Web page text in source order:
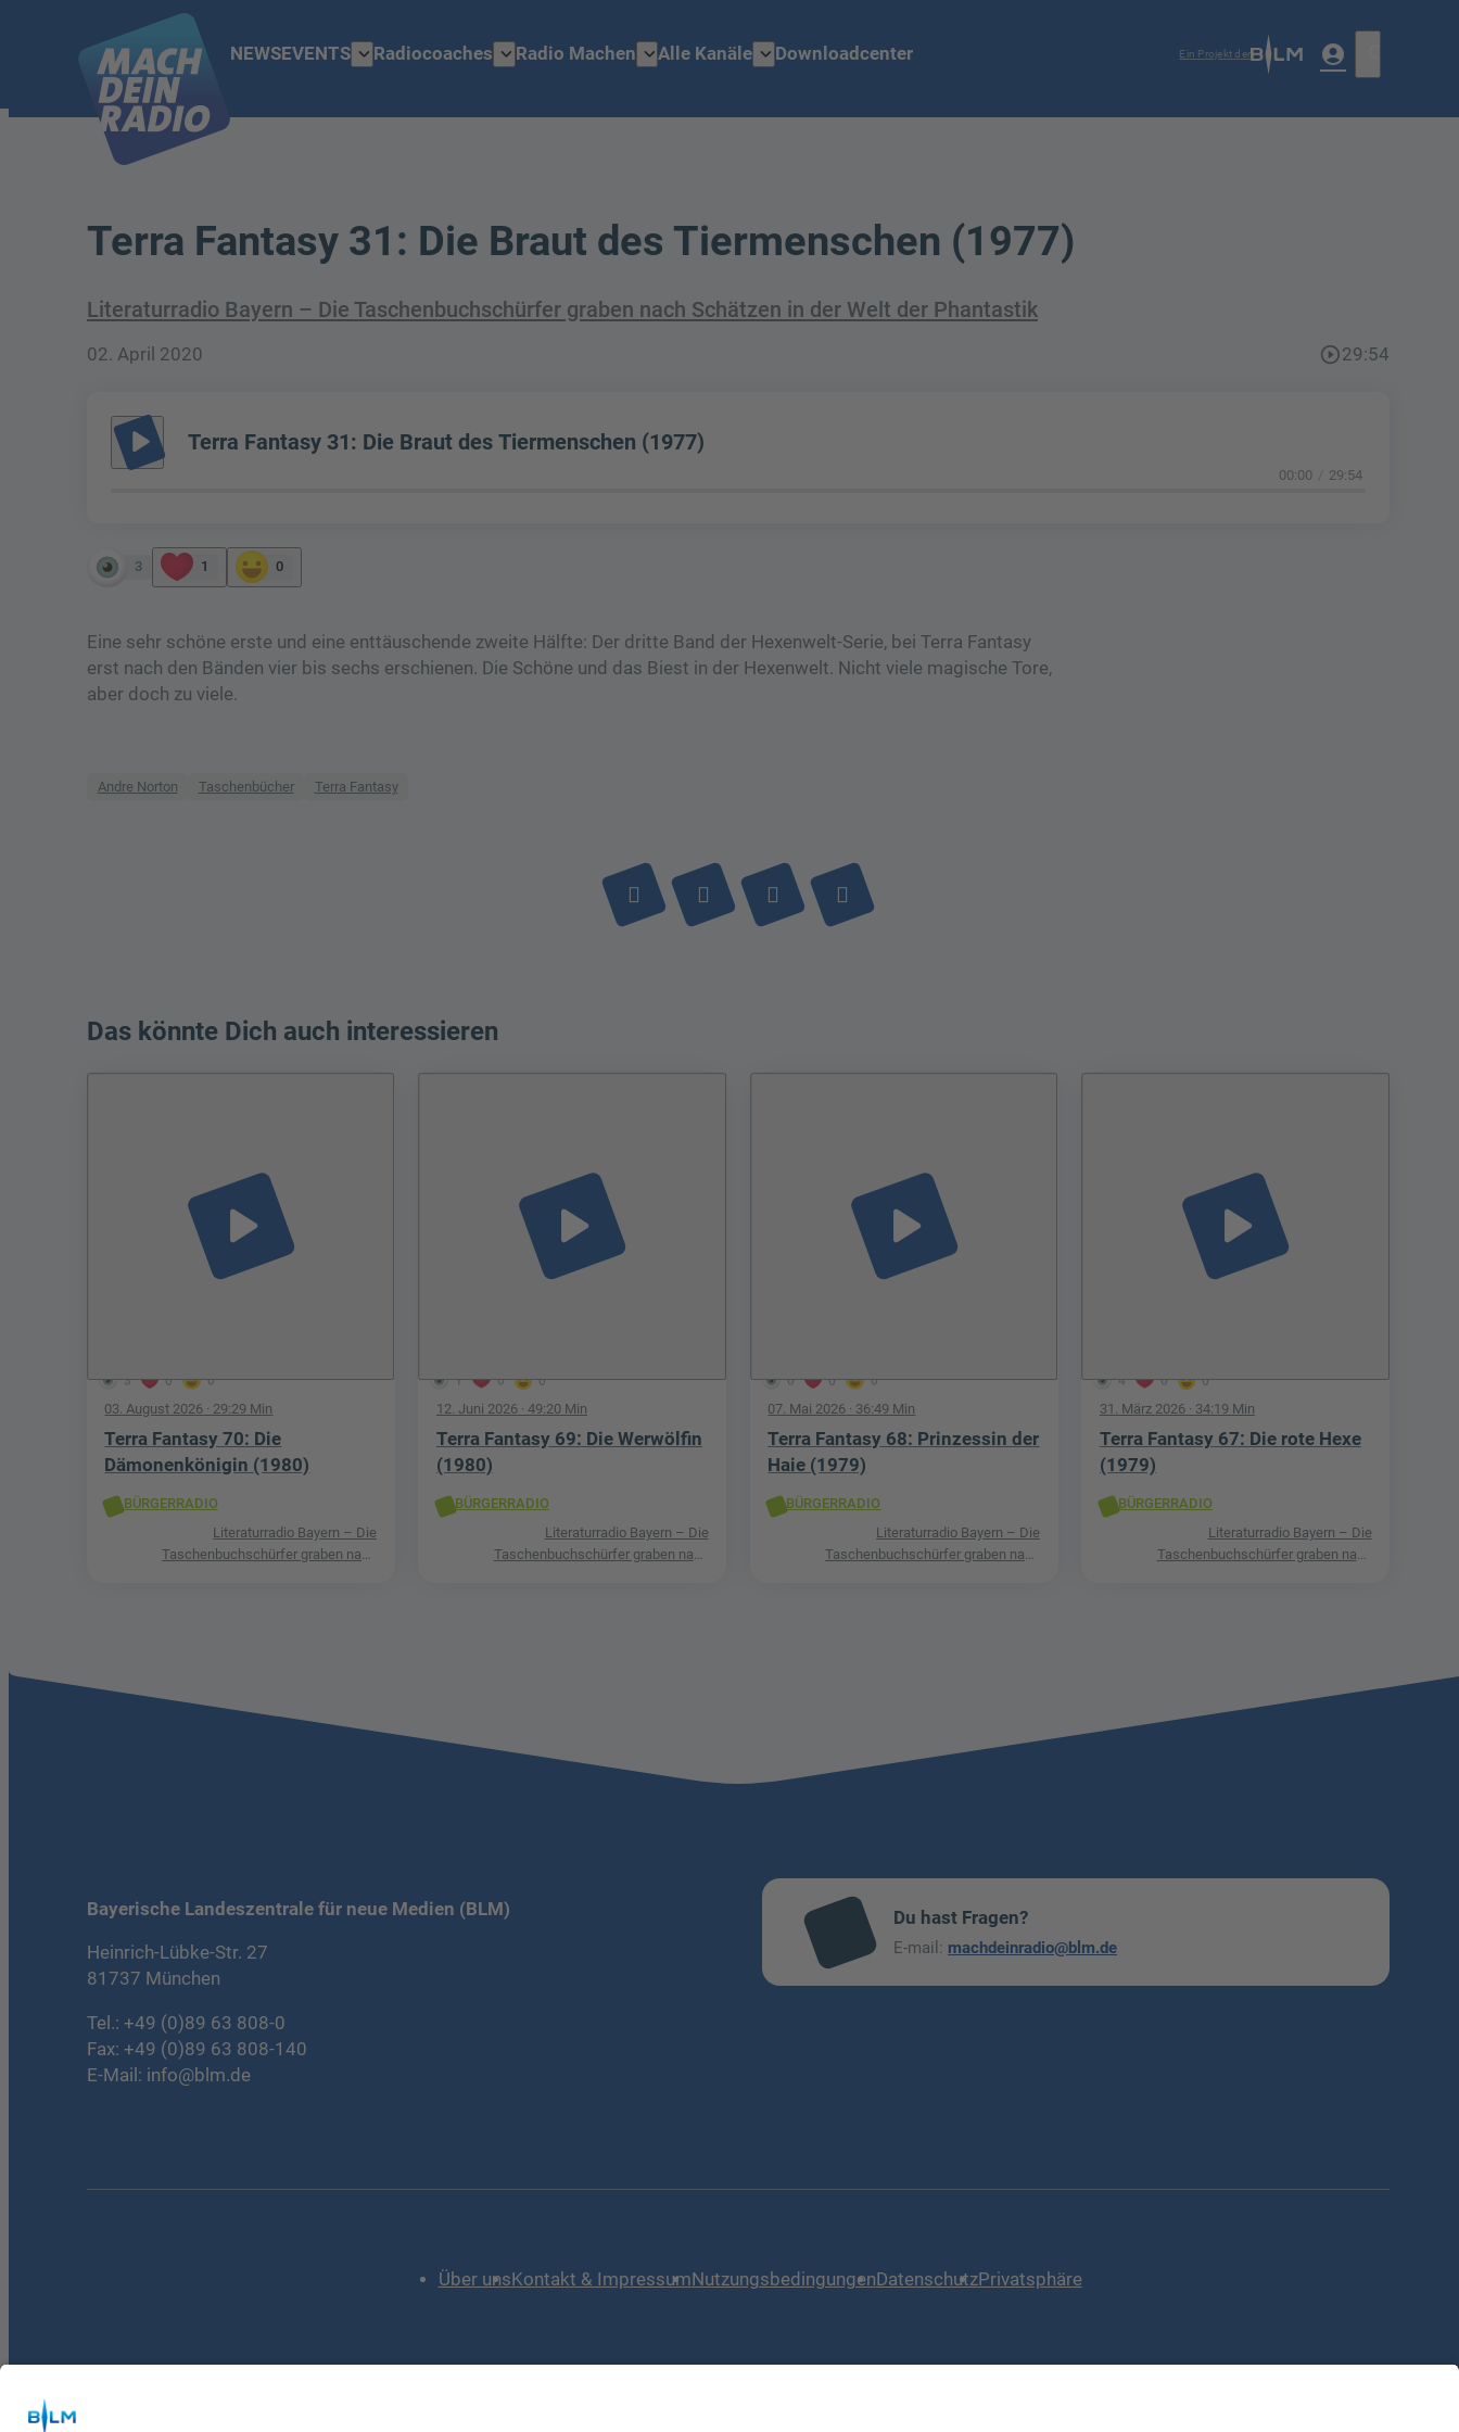
NEWSEVENTS expand_moreRadiocoaches expand_moreRadio Machen expand_moreAlle Kanäle expand_moreDownloadcenter Ein Projekt der account_circle
Terra Fantasy 31: Die Braut des Tiermenschen (1977)
Literaturradio Bayern – Die Taschenbuchschürfer graben nach Schätzen in der Welt der Phantastik
02. April 2020 play_circle_outline29:54
play_arrow Terra Fantasy 31: Die Braut des Tiermenschen (1977)
00:00 29:54
3 1 0
Eine sehr schöne erste und eine enttäuschende zweite Hälfte: Der dritte Band der Hexenwelt-Serie, bei Terra Fantasy
erst nach den Bänden vier bis sechs erschienen. Die Schöne und das Biest in der Hexenwelt. Nicht viele magische Tore,
aber doch zu viele.
Andre Norton Taschenbücher Terra Fantasy
Das könnte Dich auch interessieren
3 0 0
play_arrow
03. August 2026 · 29:29 Min
Terra Fantasy 70: Die
Dämonenkönigin (1980)
BÜRGERRADIO
Literaturradio Bayern – Die
Taschenbuchschürfer graben nach
1 0 0
play_arrow
12. Juni 2026· 49:20 Min
Terra Fantasy 69: Die Werwölfin
(1980)
BÜRGERRADIO
Literaturradio Bayern – Die
Taschenbuchschürfer graben nach
0 0 0
play_arrow
07. Mai 2026 · 36:49 Min
Terra Fantasy 68: Prinzessin der
Haie (1979)
BÜRGERRADIO
Literaturradio Bayern – Die
Taschenbuchschürfer graben nach
4 0 0
play_arrow
31. März 2026· 34:19 Min
Terra Fantasy 67: Die rote Hexe
(1979)
BÜRGERRADIO
Literaturradio Bayern – Die
Taschenbuchschürfer graben nach
Bayerische Landeszentrale für neue Medien (BLM)
Heinrich-Lübke-Str. 27
81737 München
Tel.: +49 (0)89 63 808-0
Fax: +49 (0)89 63 808-140
E-Mail: info@blm.de
mai
l
Du hast Fragen?
E-mail: machdeinradio@blm.de
Über unsKontakt & ImpressumNutzungsbedingungenDatenschutzPrivatsphäre